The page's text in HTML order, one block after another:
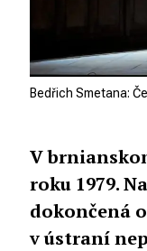
Bedřich Smetana:
V
roku 1979.
dokončená
v ústraní